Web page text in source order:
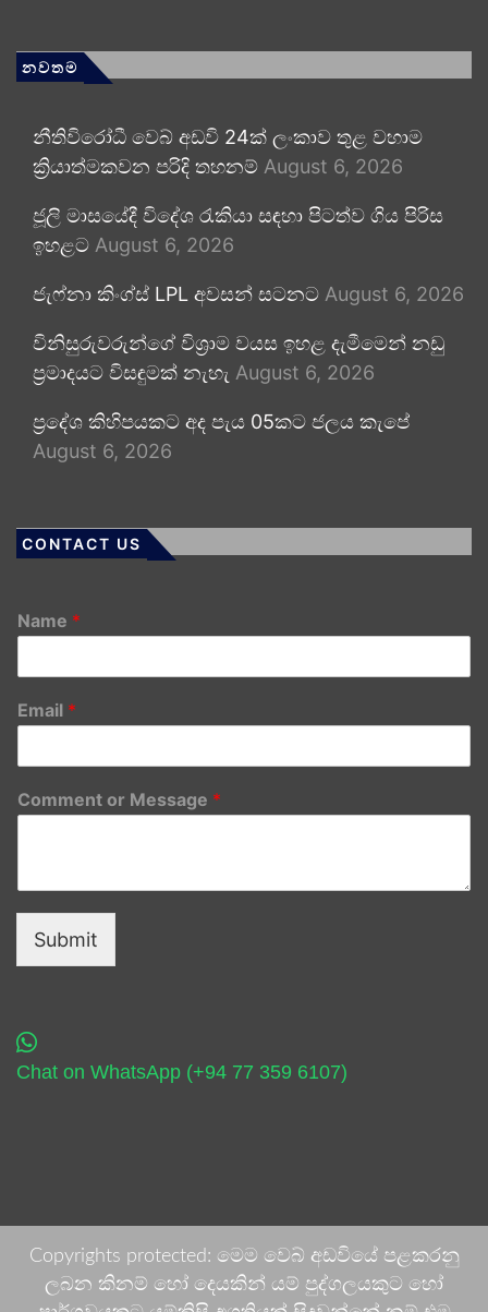
නවතම
නීතිවිරෝධී වෙබ් අඩවි 24ක් ලංකාව තුළ වහාම
ක්‍රියාත්මකවන පරිදි තහනම් August 6, 2026
ජූලි මාසයේදී විදේශ රැකියා සඳහා පිටත්ව ගිය පිරිස
ඉහළට August 6, 2026
ජැෆ්නා කිංග්ස් LPL අවසන් සටනට August 6, 2026
විනිසුරුවරුන්ගේ විශ්‍රාම වයස ඉහළ දැමීමෙන් නඩු
ප්‍රමාදයට විසඳුමක් නැහැ August 6, 2026
ප්‍රදේශ කිහිපයකට අද පැය 05කට ජලය කැපේ
August 6, 2026
CONTACT US
Name *
Email *
Comment or Message *
Submit
Chat on WhatsApp (+94 77 359 6107)
Copyrights protected: මෙම වෙබ් අඩවියේ පළකරනු
ලබන කිනම් හෝ දෙයකින් යම් පුද්ගලයකුට හෝ